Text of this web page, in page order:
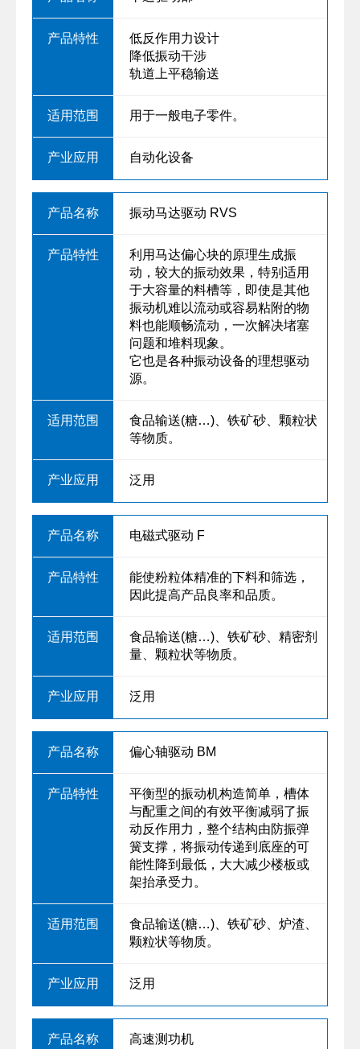
低反作用力设计
降低振动干涉
轨道上平稳输送
用于一般电子零件。
自动化设备
振动马达驱动 RVS
利用马达偏心块的原理生成振
动，较大的振动效果，特别适用
于大容量的料槽等，即使是其他
振动机难以流动或容易粘附的物
料也能顺畅流动，一次解决堵塞
问题和堆料现象。
它也是各种振动设备的理想驱动
源。
食品输送(糖…)、铁矿砂、颗粒状
等物质。
泛用
电磁式驱动 F
能使粉粒体精准的下料和筛选，
因此提高产品良率和品质。
食品输送(糖…)、铁矿砂、精密剂
量、颗粒状等物质。
泛用
偏心轴驱动 BM
平衡型的振动机构造简单，槽体
与配重之间的有效平衡减弱了振
动反作用力，整个结构由防振弹
簧支撑，将振动传递到底座的可
能性降到最低，大大减少楼板或
架抬承受力。
食品输送(糖…)、铁矿砂、炉渣、
颗粒状等物质。
泛用
高速测功机